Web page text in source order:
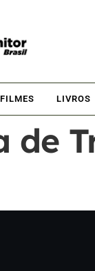
FILMES LIVROS
de